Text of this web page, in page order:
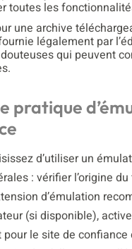
toutes les
une archive
légalement par
qui peuvent
pratique
d’utiliser un
: vérifier l’origine du
d’émulation
(si disponible),
le site de confiance